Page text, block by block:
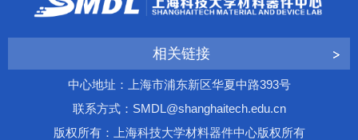
相关链接
中心地址：上海市浦东新区华夏中路393号
联系方式：SMDL@shanghaitech.edu.cn
版权所有：上海科技大学材料器件中心版权所有